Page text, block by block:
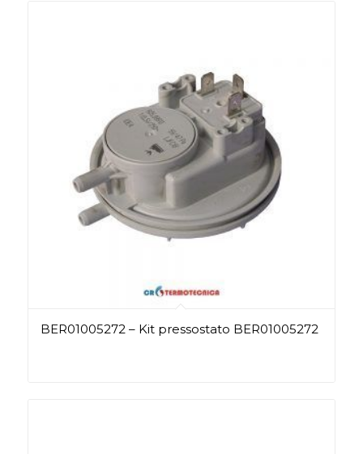
BER01005272 – Kit pressostato BER01005272